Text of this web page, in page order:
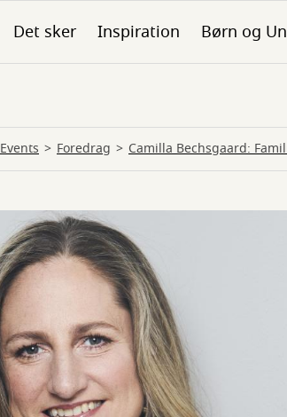
Det sker Inspiration Børn og
Events Foredrag Camilla Bechsgaard: